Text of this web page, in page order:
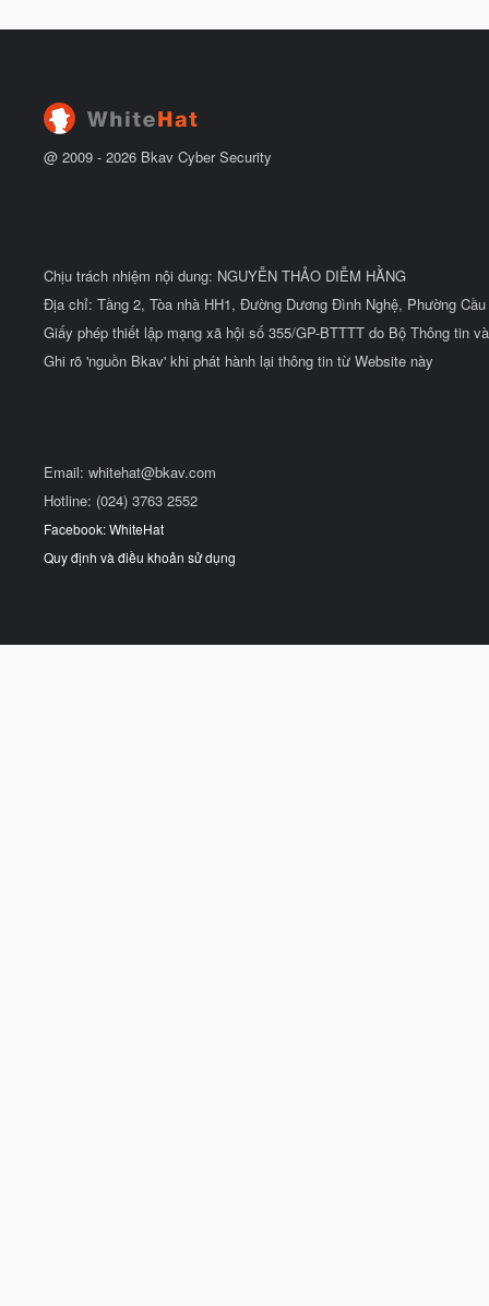
@ 2009 - 2026 Bkav Cyber Security
Chịu trách nhiệm nội dung: NGUYỄN THẢO DIỄM HẰNG
Địa chỉ: Tầng 2, Tòa nhà HH1, Đường Dương Đình Nghệ, Phường
Giấy phép thiết lập mạng xã hội số 355/GP-BTTTT do Bộ Thông tin
Ghi rõ 'nguồn Bkav' khi phát hành lại thông tin từ Website này
Email: whitehat@bkav.com
Hotline: (024) 3763 2552
Facebook: WhiteHat
Quy định và điều khoản sử dụng